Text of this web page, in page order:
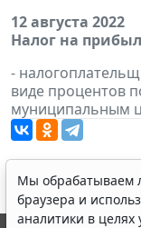
12 августа 2022
Налог на
-
виде процентов
муниципальным
Мы обрабатываем
браузера и
аналитики в